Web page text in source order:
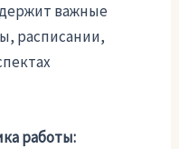
важные
расписании,
работы: